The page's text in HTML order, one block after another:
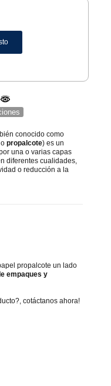
conocido como
propalcote) es un
una o varias capas
diferentes cualidades,
o reducción a la
propalcote un lado
empaques y
cotáctanos ahora!